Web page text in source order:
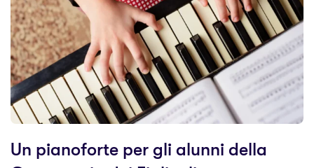
Un pianoforte per gli alunni della